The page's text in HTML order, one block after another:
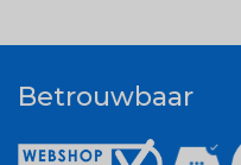
Betrouwbaar